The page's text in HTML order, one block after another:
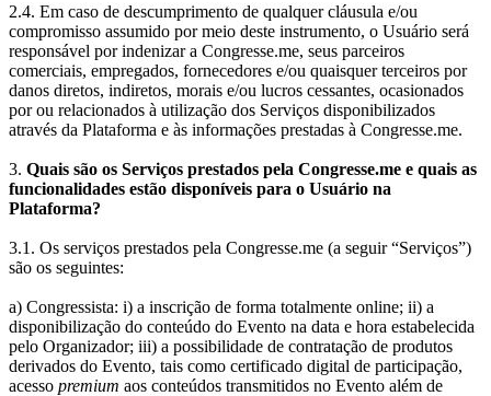
2.4. Em caso de descumprimento de qualquer cláusula e/ou
compromisso assumido por meio deste instrumento, o Usuário será
responsável por indenizar a Congresse.me, seus parceiros
comerciais, empregados, fornecedores e/ou quaisquer terceiros por
danos diretos, indiretos, morais e/ou lucros cessantes, ocasionados
por ou relacionados à utilização dos Serviços disponibilizados
através da Plataforma e às informações prestadas à Congresse.me.
3. Quais são os Serviços prestados pela Congresse.me e quais as
funcionalidades estão disponíveis para o Usuário na
Plataforma?
3.1. Os serviços prestados pela Congresse.me (a seguir “Serviços”)
são os seguintes:
a) Congressista: i) a inscrição de forma totalmente online; ii) a
disponibilização do conteúdo do Evento na data e hora estabelecida
pelo Organizador; iii) a possibilidade de contratação de produtos
derivados do Evento, tais como certificado digital de participação,
acesso premium aos conteúdos transmitidos no Evento além de